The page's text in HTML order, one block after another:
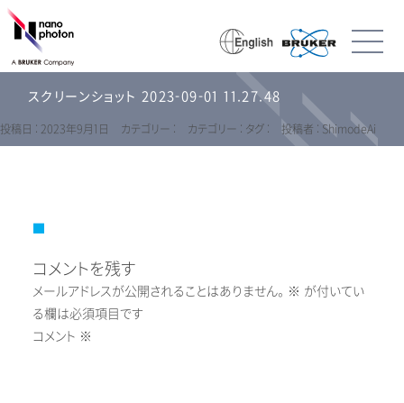
スクリーンショット 2023-09-01 11.27.48
投稿日 : 2023年9月1日 カテゴリー : カテゴリー : タグ : 投稿者 : ShimodeAi
コメントを残す
メールアドレスが公開されることはありません。 ※ が付いてい
る欄は必須項目です
コメント ※